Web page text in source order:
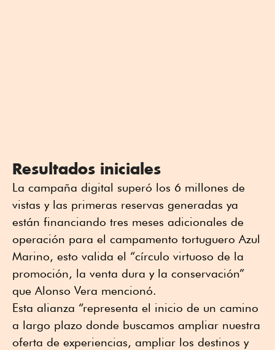
Resultados iniciales
La campaña digital superó los 6 millones de
vistas y las primeras reservas generadas ya
están financiando tres meses adicionales de
operación para el campamento tortuguero Azul
Marino, esto valida el “círculo virtuoso de la
promoción, la venta dura y la conservación”
que Alonso Vera mencionó.
Esta alianza “representa el inicio de un camino
a largo plazo donde buscamos ampliar nuestra
oferta de experiencias, ampliar los destinos y